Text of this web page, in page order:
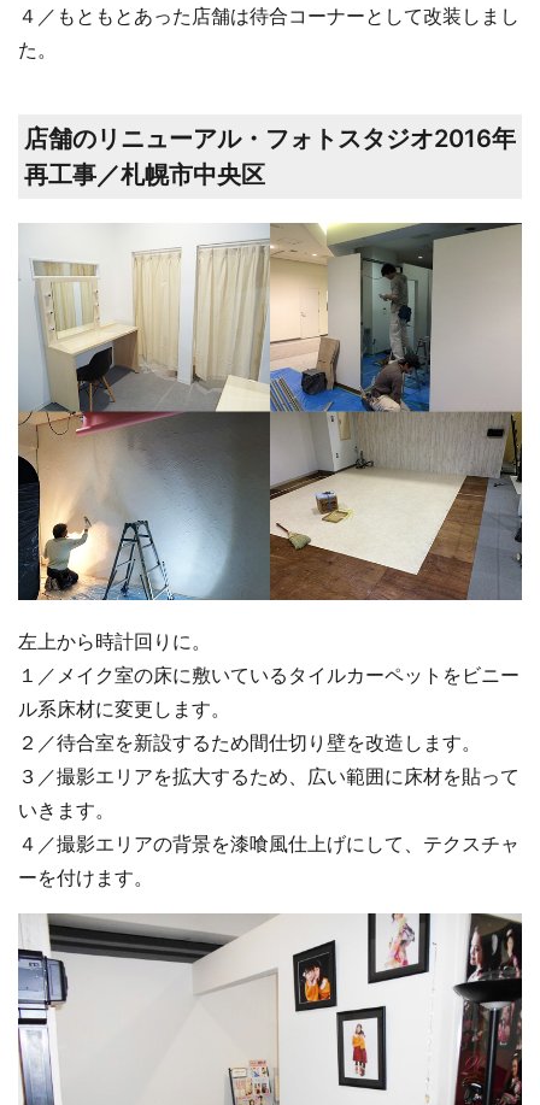
４／もともとあった店舗は待合コーナーとして改装しまし
た。
店舗のリニューアル・フォトスタジオ2016年
再工事／札幌市中央区
左上から時計回りに。
１／メイク室の床に敷いているタイルカーペットをビニー
ル系床材に変更します。
２／待合室を新設するため間仕切り壁を改造します。
３／撮影エリアを拡大するため、広い範囲に床材を貼って
いきます。
４／撮影エリアの背景を漆喰風仕上げにして、テクスチャ
ーを付けます。